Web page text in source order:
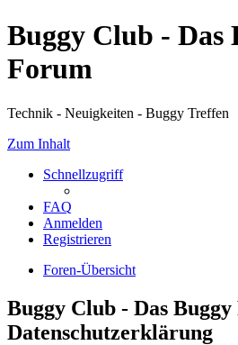
Buggy Club - Das
Forum
Technik - Neuigkeiten - Buggy Treffen
Zum Inhalt
Schnellzugriff
FAQ
Anmelden
Registrieren
Foren-Übersicht
Buggy Club - Das
Datenschutzerklärung